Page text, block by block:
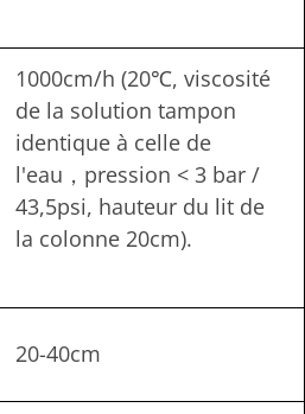
1000cm/h (20℃, viscosité
de la solution tampon
identique à celle de
l'eau，pression < 3 bar /
43,5psi, hauteur du lit de
la colonne 20cm).
20-40cm